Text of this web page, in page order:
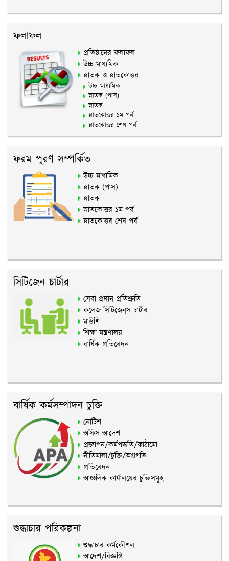
ফলাফল
প্রতিষ্ঠানের ফলাফল
উচ্চ মাধ্যমিক
স্নাতক ও স্নাতকোত্তর
উচ্চ মাধ্যমিক
স্নাতক (পাস)
স্নাতক
স্নাতকোত্তর ১ম পর্ব
স্নাতকোত্তর শেষ পর্ব
ফরম পূরণ সম্পর্কিত
উচ্চ মাধ্যমিক
স্নাতক (পাস)
স্নাতক
স্নাতকোত্তর ১ম পর্ব
স্নাতকোত্তর শেষ পর্ব
সিটিজেন চার্টার
সেবা প্রদান প্রতিশ্রুতি
কলেজ সিটিজেন্‌স চার্টার
মাউশি
শিক্ষা মন্ত্রণালয়
বার্ষিক প্রতিবেদন
বার্ষিক কর্মসম্পাদন চুক্তি
নোটিশ
অফিস আদেশ
প্রজ্ঞাপন/কর্মপদ্ধতি/কাঠামো
নীতিমালা/চুক্তি/অগ্রগতি
প্রতিবেদন
আঞ্চলিক কার্যালয়ের চুক্তিসমূহ
শুদ্ধাচার পরিকল্পনা
শুদ্ধাচার কর্মকৌশল
আদেশ/বিজ্ঞপ্তি